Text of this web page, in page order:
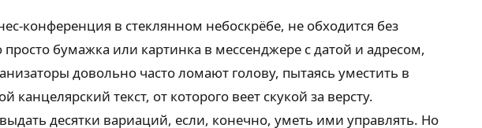
конференция в стеклянном небоскрёбе, не обходится без
бумажка или картинка в мессенджере с датой и адресом,
довольно часто ломают голову, пытаясь уместить в
текст, от которого веет скукой за версту.
десятки вариаций, если, конечно, уметь ими управлять. Но